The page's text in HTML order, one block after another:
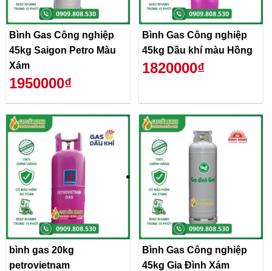
Bình Gas Công nghiệp
45kg Saigon Petro Màu
Xám
1950000₫
Bình Gas Công nghiệp
45kg Dầu khí màu Hồng
1820000₫
bình gas 20kg
petrovietnam
Bình Gas Công nghiệp
45kg Gia Đình Xám